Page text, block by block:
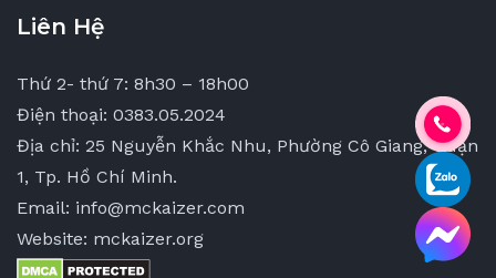
Liên Hệ
Thứ 2- thứ 7: 8h30 – 18h00
Điện thoại: 0383.05.2024
Địa chỉ: 25 Nguyễn Khắc Nhu, Phường Cô Giang, Quận
1, Tp. Hồ Chí Minh.
Email: info@mckaizer.com
Website: mckaizer.org